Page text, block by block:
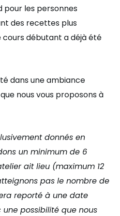
pour les personnes
des recettes plus
cours débutant a déjà été
dans une ambiance
nous vous proposons à
donnés en
un minimum de 6
ait lieu (maximum 12
pas le nombre de
reporté à une date
possibilité que nous